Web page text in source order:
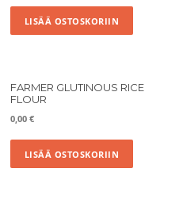
LISÄÄ OSTOSKORIIN
FARMER GLUTINOUS RICE
FLOUR
0,00€
LISÄÄ OSTOSKORIIN